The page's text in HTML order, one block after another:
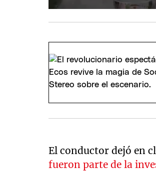
El conductor dejó en
fueron parte de la